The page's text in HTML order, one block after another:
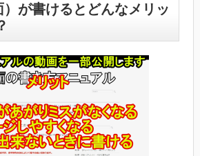
が書けるとどんなメリッ